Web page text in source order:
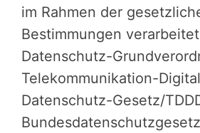
im Rahmen der
Bestimmungen
Datenschutz-
Telekommunikation-
Datenschutz-Gesetz/